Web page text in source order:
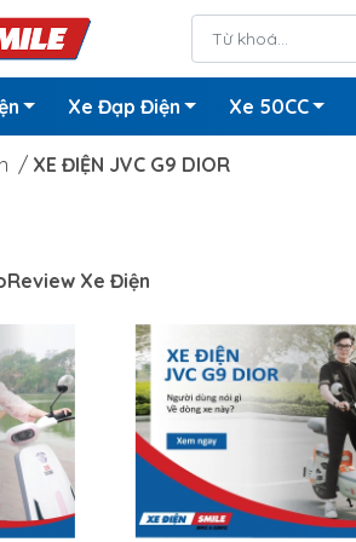
Xe Đạp Điện Xe 50CC
/ XE ĐIỆN JVC G9 DIOR
Review Xe Điện